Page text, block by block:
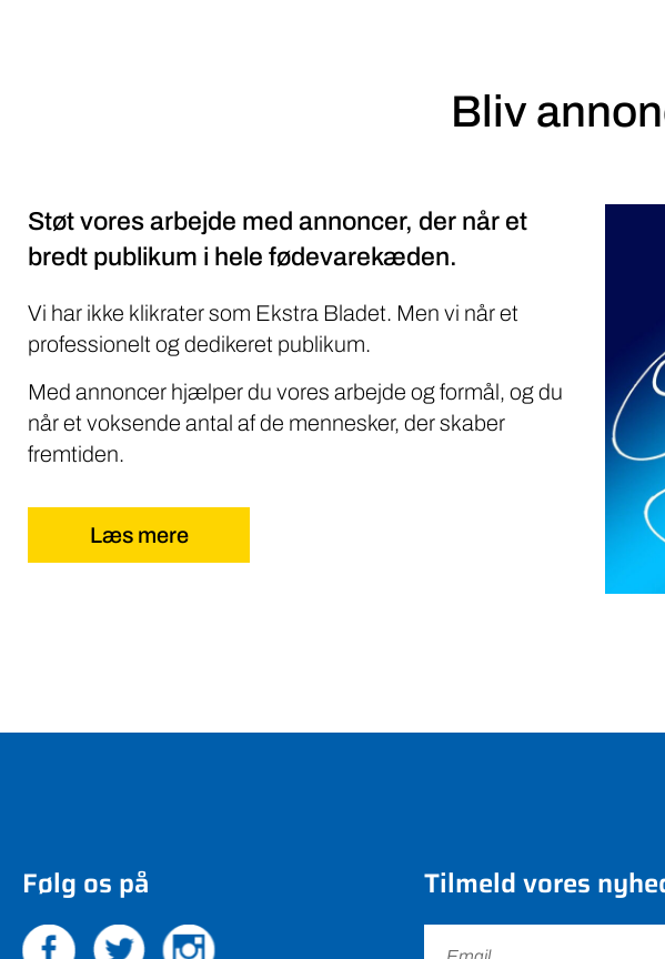
Bliv
Støt vores arbejde med annoncer, der når et
bredt publikum i hele fødevarekæden.
Vi har ikke klikrater som Ekstra Bladet. Men vi når et
professionelt og dedikeret publikum.
Med annoncer hjælper du vores arbejde og formål, og du
når et voksende antal af de mennesker, der skaber
fremtiden.
Læs mere
Følg os på Tilmeld vores